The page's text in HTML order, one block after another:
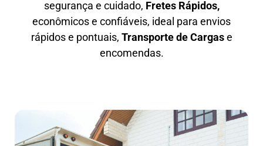
segurança e cuidado, Fretes Rápidos,
econômicos e confiáveis, ideal para envios
rápidos e pontuais, Transporte de Cargase
encomendas.